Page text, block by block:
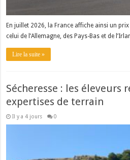
En juillet 2026, la France affiche ainsi un
celui de l’Allemagne, des Pays-Bas et de
Lire la suite »
Sécheresse : les éleveurs
expertises de terrain
Il y a 4 jours 0